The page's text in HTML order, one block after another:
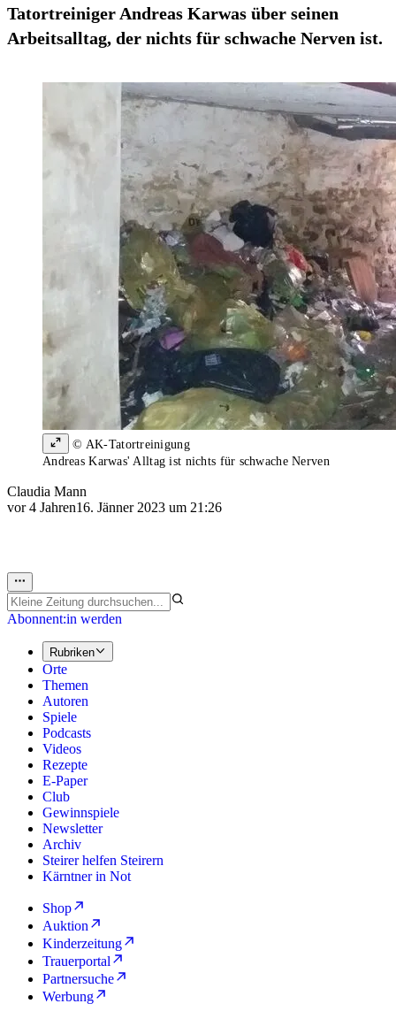
Tatortreiniger Andreas Karwas über seinen
Arbeitsalltag, der nichts für schwache Nerven ist.
© AK-Tatortreinigung
Andreas Karwas' Alltag ist nichts für schwache Nerven
Claudia Mann
vor 4 Jahren16. Jänner 2023 um 21:26
Abonnent:in werden
Rubriken
Orte
Themen
Autoren
Spiele
Podcasts
Videos
Rezepte
E-Paper
Club
Gewinnspiele
Newsletter
Archiv
Steirer helfen Steirern
Kärntner in Not
Shop
Auktion
Kinderzeitung
Trauerportal
Partnersuche
Werbung